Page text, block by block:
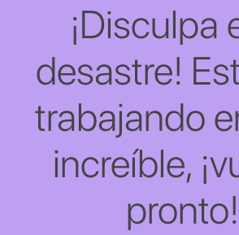
¡Disculpa
desastre!
trabajando
increíble,
pronto!